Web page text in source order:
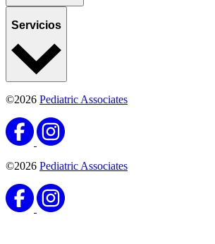
Servicios
©2026 Pediatric Associates
©2026 Pediatric Associates